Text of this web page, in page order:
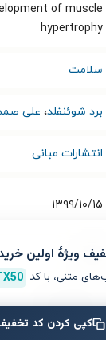
of muscle
hypertrophy
سلامت
برد شوئنفلد، علی
انتشارات مبانی
۱۳۹۹/۱۰/۱۵
PDF
۵.۷۶ مگابایت
متنی، با کد
کپی کردن کد